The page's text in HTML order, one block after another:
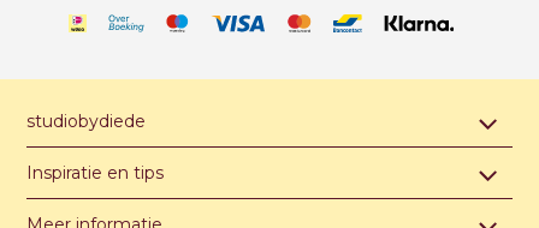
studiobydiede
Contact & afspraak maken
Over studiobydiede
Inspiratie en tips